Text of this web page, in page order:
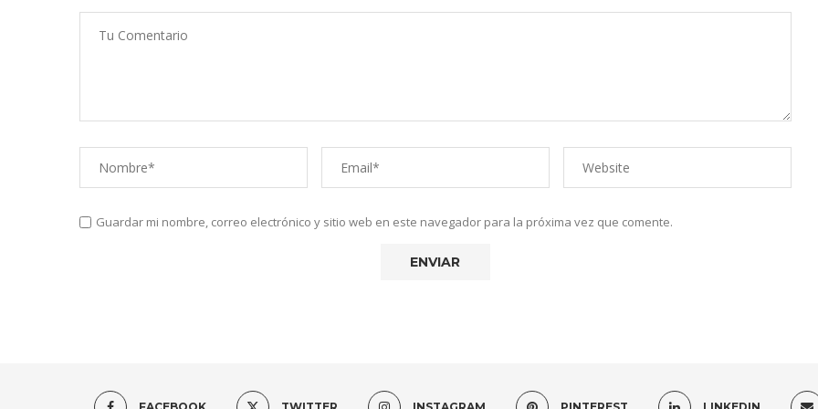
Guardar mi nombre, correo electrónico y sitio web en este navegador para la próxima vez que comente.